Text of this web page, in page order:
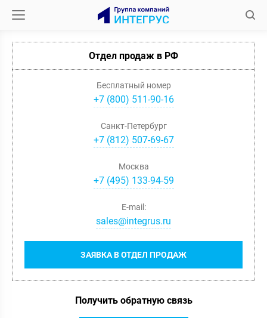
Отдел продаж в РФ
Бесплатный номер
+7 (800) 511-90-16
Санкт-Петербург
+7(812) 507-69-67
Москва
+7(495) 133-94-59
ЗАЯВКА В ОТДЕЛ ПРОДАЖ
E-mail:
sales@integrus.ru
Получить обратную связь